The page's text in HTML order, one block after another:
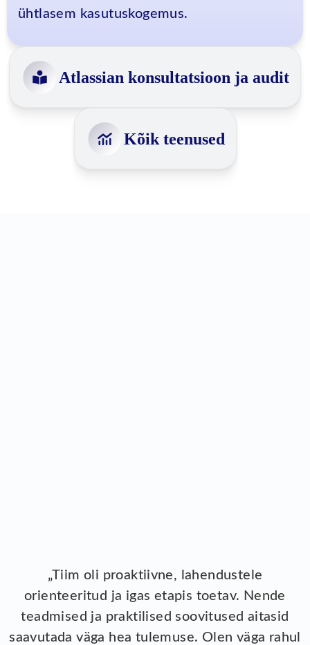
ühtlasem kasutuskogemus.
Atlassian konsultatsioon ja audit
Kõik teenused
„Tiim oli proaktiivne, lahendustele
orienteeritud ja igas etapis toetav. Nende
teadmised ja praktilised soovitused aitasid
saavutada väga hea tulemuse. Olen väga rahul